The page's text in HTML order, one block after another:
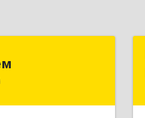
обл, Каменск-